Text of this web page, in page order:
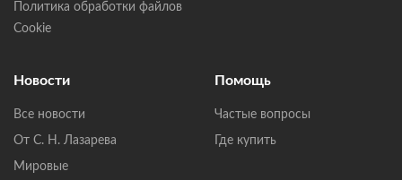
Политика обработки файлов
Cookie
Новости
Все новости
От С. Н. Лазарева
Мировые
Помощь
Частые вопросы
Где купить